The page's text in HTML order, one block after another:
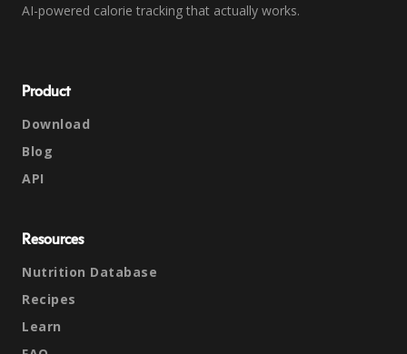
AI-powered calorie tracking that actually works.
Product
Download
Blog
API
Resources
Nutrition Database
Recipes
Learn